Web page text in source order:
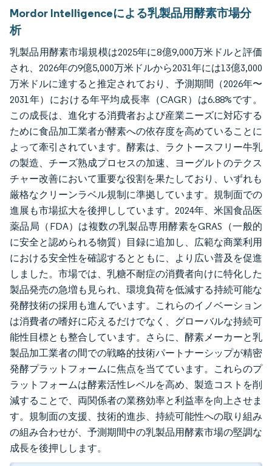
Mordor Intelligenceによる乳製品用酵素市場分
析
乳製品用酵素市場規模は2025年に8億9,000万米ドルと評価
され、2026年の9億5,000万米ドルから2031年には13億3,000
万米ドルに達すると推定されており、予測期間（2026年〜
2031年）における年平均成長率（CAGR）は6.88%です。
この成長は、進化する消費者および産業ニーズに対応する
ために食品加工業者が酵素への依存度を高めていることに
よって牽引されています。酵素は、ラクトースフリー牛乳
の製造、チーズ熟成プロセスの加速、ヨーグルトのテクス
チャー改善において重要な役割を果たしており、いずれも
厳格なクリーンラベル規制に準拠しています。規制面での
進展も市場拡大を後押ししています。2024年、米国食品医
薬品局（FDA）は複数の乳製品専用酵素をGRAS（一般的
に安全と認められる物質）目録に追加し、広範な商業利用
における安全性を確認するとともに、より広い普及を促進
しました。市場では、乳糖不耐症の消費者向けに特化した
製品発売の急増も見られ、環境負荷を低減する持続可能な
発酵技術の採用も進んでいます。これらのイノベーション
は消費者の嗜好に応えるだけでなく、グローバルな持続可
能性目標とも整合しています。さらに、酵素メーカーと乳
製品加工業者の間での戦略的技術パートナーシップが精密
発酵プラットフォームに焦点を当てています。これらのプ
ラットフォームは酵素活性レベルを高め、製造コストを削
減することで、両関係者の業務効率と利益率を向上させま
す。規制面の支援、技術的進歩、持続可能性への取り組み
の組み合わせが、予測期間中の乳製品用酵素市場の堅調な
成長を後押しします。